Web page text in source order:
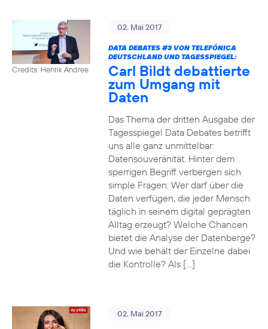
Credits: Henrik Andree
02. Mai 2017
DATA DEBATES #3VON TELEFÓNICA
DEUTSCHLAND UND TAGESSPIEGEL:
Carl Bildt debattierte
zum Umgang mit
Daten
Das Thema der dritten Ausgabe der
Tagesspiegel Data Debates betrifft
uns alle ganz unmittelbar:
Datensouveränität. Hinter dem
sperrigen Begriff verbergen sich
simple Fragen: Wer darf über die
Daten verfügen, die jeder Mensch
täglich in seinem digital geprägten
Alltag erzeugt? Welche Chancen
bietet die Analyse der Datenberge?
Und wie behält der Einzelne dabei
die Kontrolle? Als […]
02. Mai 2017